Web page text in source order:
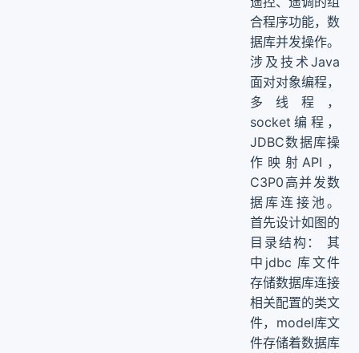
合程序功能，数
据库并发操作。
涉及技术Java
面对对象编程，
多线程，
socket编程，
JDBC数据库操
作映射API，
C3P0高并发数
据库连接池。
首先设计如图的
目录结构： 其
中jdbc 库文件
存储数据库连接
相关配置的类文
件，model库文
件存储着数据库